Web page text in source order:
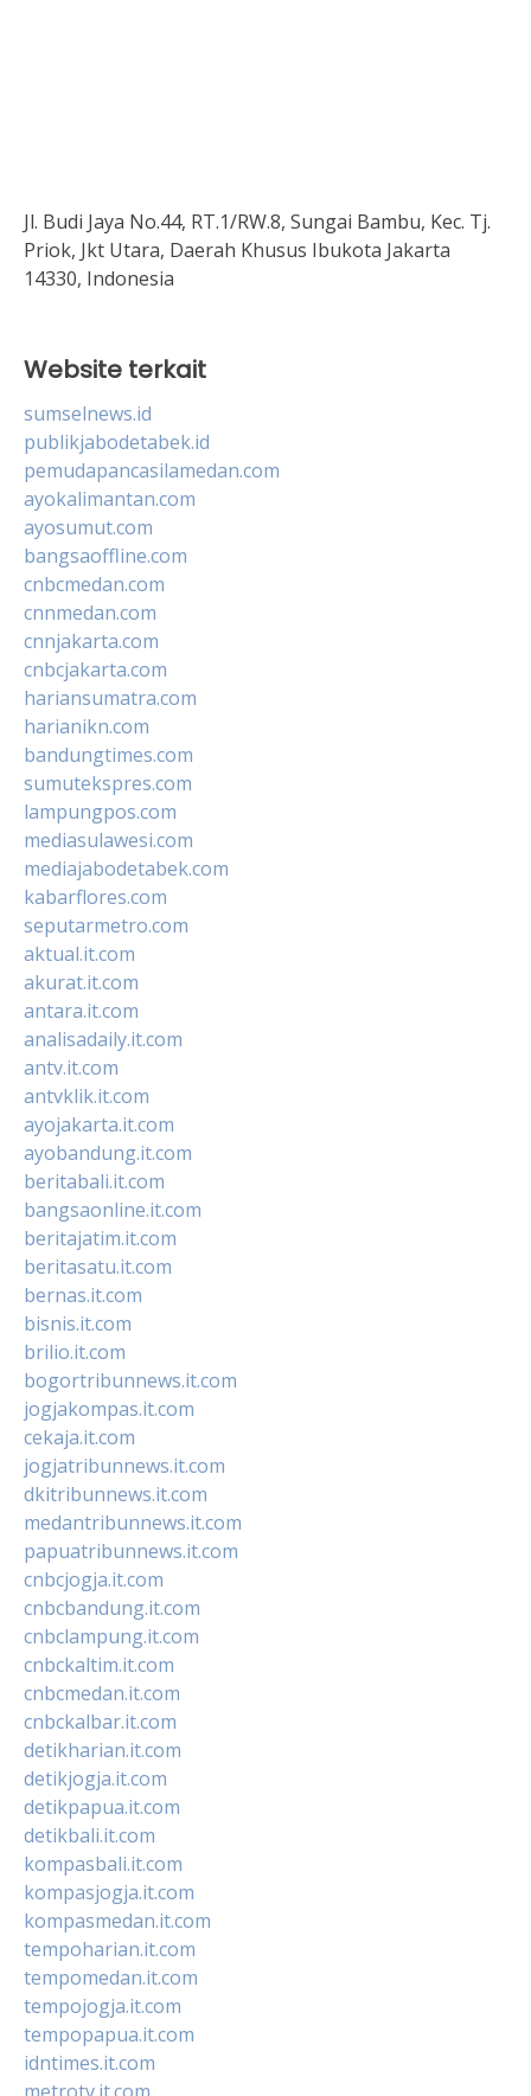
Jl. Budi Jaya No.44, RT.1/RW.8, Sungai Bambu, Kec. Tj.
Priok, Jkt Utara, Daerah Khusus Ibukota Jakarta
14330, Indonesia
Website terkait
sumselnews.id
publikjabodetabek.id
pemudapancasilamedan.com
ayokalimantan.com
ayosumut.com
bangsaoffline.com
cnbcmedan.com
cnnmedan.com
cnnjakarta.com
cnbcjakarta.com
hariansumatra.com
harianikn.com
bandungtimes.com
sumutekspres.com
lampungpos.com
mediasulawesi.com
mediajabodetabek.com
kabarflores.com
seputarmetro.com
aktual.it.com
akurat.it.com
antara.it.com
analisadaily.it.com
antv.it.com
antvklik.it.com
ayojakarta.it.com
ayobandung.it.com
beritabali.it.com
bangsaonline.it.com
beritajatim.it.com
beritasatu.it.com
bernas.it.com
bisnis.it.com
brilio.it.com
bogortribunnews.it.com
jogjakompas.it.com
cekaja.it.com
jogjatribunnews.it.com
dkitribunnews.it.com
medantribunnews.it.com
papuatribunnews.it.com
cnbcjogja.it.com
cnbcbandung.it.com
cnbclampung.it.com
cnbckaltim.it.com
cnbcmedan.it.com
cnbckalbar.it.com
detikharian.it.com
detikjogja.it.com
detikpapua.it.com
detikbali.it.com
kompasbali.it.com
kompasjogja.it.com
kompasmedan.it.com
tempoharian.it.com
tempomedan.it.com
tempojogja.it.com
tempopapua.it.com
idntimes.it.com